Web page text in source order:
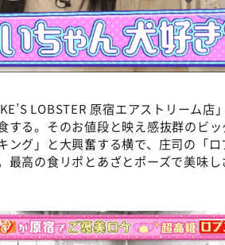
LOBSTER 原宿エアストリーム店
する。そのお値段と映え感抜群のビ
ング」と大興奮する横で、庄司の「
最高の食リポとあざとポーズで美味